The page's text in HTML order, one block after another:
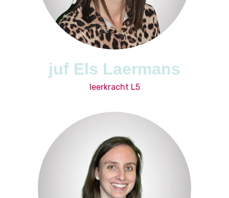
juf Els Laermans
leerkracht L5